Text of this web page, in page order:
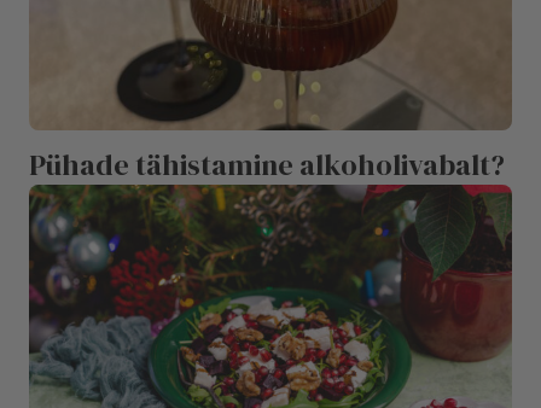
Pühade tähistamine alkoholivabalt?